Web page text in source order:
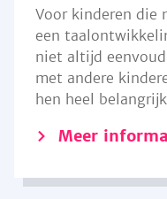
Voor kinderen die
een
niet altijd
met andere
hen heel
Meer